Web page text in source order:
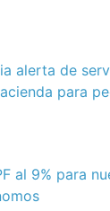
alerta de
para
al 9% para